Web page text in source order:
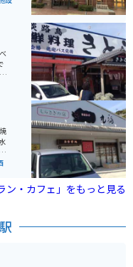
ン・カフェ」をもっと見る